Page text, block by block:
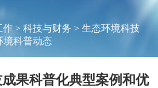
作> 科技与财务 > 生态环境科技
境科普动态
果科普化典型案例和优